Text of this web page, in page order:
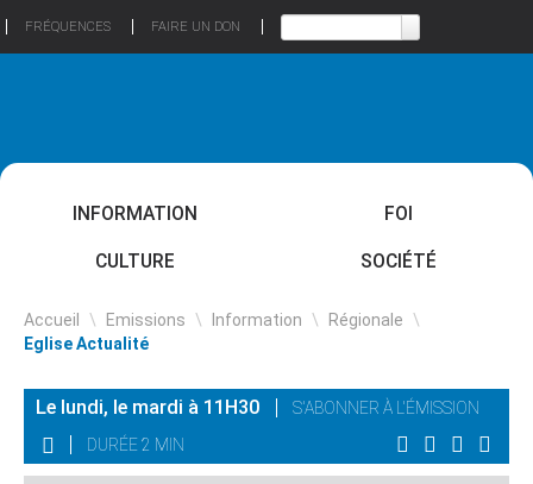
FRÉQUENCES FAIRE UN DON
INFORMATION FOI
CULTURE SOCIÉTÉ
Accueil \ Emissions \ Information \ Régionale \
Eglise Actualité
Le lundi, le mardi à 11H30
S'ABONNER À L'ÉMISSION
DURÉE 2 MIN